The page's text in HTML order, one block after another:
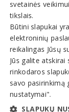
Registrų
mėnesių
Teisinis
Veiklos
Kaimo turizmas,
svetainės
tikslais.
Būtini slapukai
elektroninių
reikalingas Jūsų
Jūs galite
rinkodaros
savo pasirinkimą
nustatymai".
SLAPUKŲ